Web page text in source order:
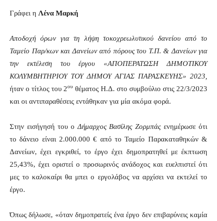
Γράφει η Λένα Μαρκή
Αποδοχή όρων για τη λήψη τοκοχρεωλυτικού δανείου από το
Ταμείο Παρ/κων και Δανείων από πόρους του Τ.Π. & Δανείων για
την εκτέλεση του έργου «ΑΠΟΠΕΡΑΤΩΣΗ ΔΗΜΟΤΙΚΟΥ
ΚΟΛΥΜΒΗΤΗΡΙΟΥ ΤΟΥ ΔΗΜΟΥ ΑΓΙΑΣ ΠΑΡΑΣΚΕΥΗΣ» 2023,
ήταν ο τίτλος του 2ου θέματος Η.Δ. στο συμβούλιο στις 22/3/2023
και οι αντιπαραθέσεις εντάθηκαν για μία ακόμα φορά.
Στην εισήγησή του ο Δήμαρχος Βασίλης Ζορμπάς ενημέρωσε ότι
το δάνειο είναι 2.000.000 € από το Ταμείο Παρακαταθηκών &
Δανείων, έχει εγκριθεί, το έργο έχει δημοπρατηθεί με έκπτωση
25,43%, έχει οριστεί ο προσωρινός ανάδοχος και ευελπιστεί ότι
μες το καλοκαίρι θα μπει ο εργολάβος να αρχίσει να εκτελεί το
έργο.
Όπως δήλωσε, «όταν δημοπρατείς ένα έργο δεν επιβαρύνεις καμία